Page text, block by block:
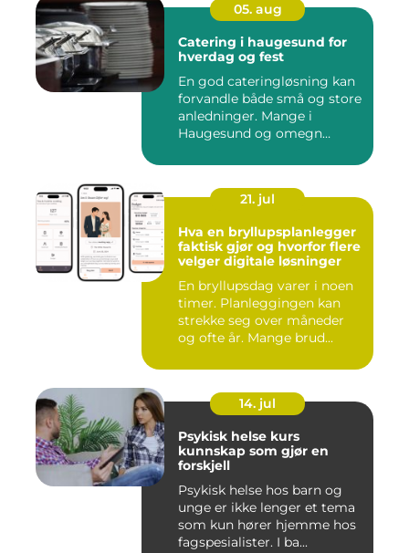
05. aug
Catering i haugesund for
hverdag og fest
En god cateringløsning kan
forvandle både små og store
anledninger. Mange i
Haugesund og omegn
21. jul
Hva en bryllupsplanlegger
faktisk gjør og hvorfor flere
velger digitale løsninger
En bryllupsdag varer i noen
timer. Planleggingen kan
strekke seg over måneder
og ofte år. Mange brud...
14. jul
Psykisk helse kurs
kunnskap som gjør en
forskjell
Psykisk helse hos barn og
unge er ikke lenger et tema
som kun hører hjemme hos
fagspesialister. I ba...